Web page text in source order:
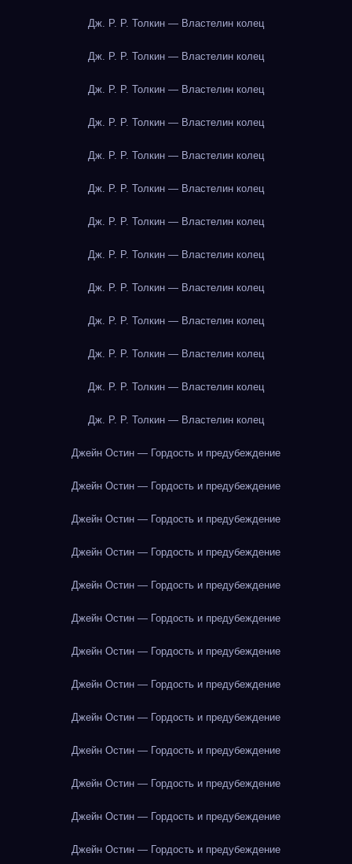
Дж. Р. Р. Толкин — Властелин колец
Дж. Р. Р. Толкин — Властелин колец
Дж. Р. Р. Толкин — Властелин колец
Дж. Р. Р. Толкин — Властелин колец
Дж. Р. Р. Толкин — Властелин колец
Дж. Р. Р. Толкин — Властелин колец
Дж. Р. Р. Толкин — Властелин колец
Дж. Р. Р. Толкин — Властелин колец
Дж. Р. Р. Толкин — Властелин колец
Дж. Р. Р. Толкин — Властелин колец
Дж. Р. Р. Толкин — Властелин колец
Дж. Р. Р. Толкин — Властелин колец
Дж. Р. Р. Толкин — Властелин колец
Джейн Остин — Гордость и предубеждение
Джейн Остин — Гордость и предубеждение
Джейн Остин — Гордость и предубеждение
Джейн Остин — Гордость и предубеждение
Джейн Остин — Гордость и предубеждение
Джейн Остин — Гордость и предубеждение
Джейн Остин — Гордость и предубеждение
Джейн Остин — Гордость и предубеждение
Джейн Остин — Гордость и предубеждение
Джейн Остин — Гордость и предубеждение
Джейн Остин — Гордость и предубеждение
Джейн Остин — Гордость и предубеждение
Джейн Остин — Гордость и предубеждение